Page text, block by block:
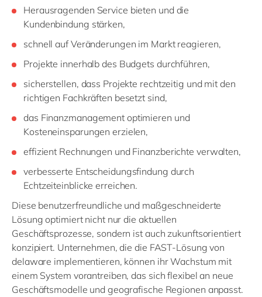
Herausragenden Service bieten und die
Kundenbindung stärken,
schnell auf Veränderungen im Markt reagieren,
Projekte innerhalb des Budgets durchführen,
sicherstellen, dass Projekte rechtzeitig und mit den
richtigen Fachkräften besetzt sind,
das Finanzmanagement optimieren und
Kosteneinsparungen erzielen,
effizient Rechnungen und Finanzberichte verwalten,
verbesserte Entscheidungsfindung durch
Echtzeiteinblicke erreichen.
Diese benutzerfreundliche und maßgeschneiderte
Lösung optimiert nicht nur die aktuellen
Geschäftsprozesse, sondern ist auch zukunftsorientiert
konzipiert. Unternehmen, die die FAST-Lösung von
delaware implementieren, können ihr Wachstum mit
einem System vorantreiben, das sich flexibel an neue
Geschäftsmodelle und geografische Regionen anpasst.